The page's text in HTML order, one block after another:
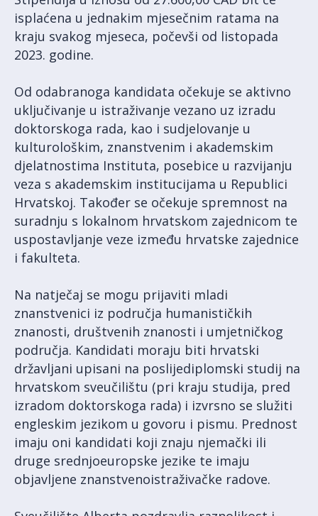
isplaćena u jednakim mjesečnim ratama na
kraju svakog mjeseca, počevši od listopada
2023. godine.
Od odabranoga kandidata očekuje se aktivno
uključivanje u istraživanje vezano uz izradu
doktorskoga rada, kao i sudjelovanje u
kulturološkim, znanstvenim i akademskim
djelatnostima Instituta, posebice u razvijanju
veza s akademskim institucijama u Republici
Hrvatskoj. Također se očekuje spremnost na
suradnju s lokalnom hrvatskom zajednicom te
uspostavljanje veze između hrvatske zajednice
i fakulteta.
Na natječaj se mogu prijaviti mladi
znanstvenici iz područja humanističkih
znanosti, društvenih znanosti i umjetničkog
područja. Kandidati moraju biti hrvatski
državljani upisani na poslijediplomski studij na
hrvatskom sveučilištu (pri kraju studija, pred
izradom doktorskoga rada) i izvrsno se služiti
engleskim jezikom u govoru i pismu. Prednost
imaju oni kandidati koji znaju njemački ili
druge srednjoeuropske jezike te imaju
objavljene znanstvenoistraživačke radove.